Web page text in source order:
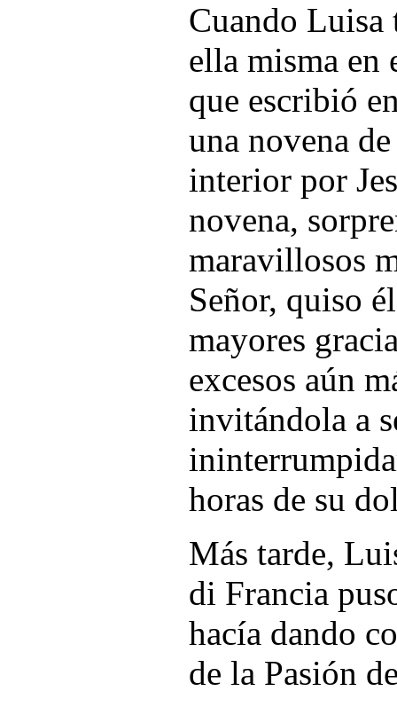
Cuando Luisa
ella misma en
que escribió
una novena
interior por
novena,
maravillosos
Señor, quiso
mayores
excesos aún
invitándola a
horas de su
Más tarde,
di Francia
hacía dando
de la Pasión